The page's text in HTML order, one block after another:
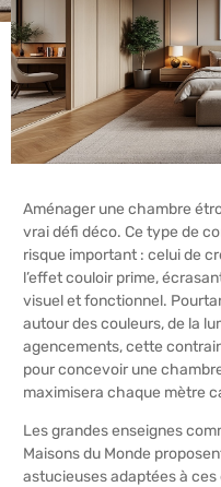
Aménager une chambre
vrai défi déco. Ce type de
risque important : celui de
l’effet couloir prime,
visuel et fonctionnel.
autour des couleurs, de la
agencements, cette
pour concevoir une
maximisera chaque mètre
Les grandes enseignes
Maisons du Monde
astucieuses adaptées à